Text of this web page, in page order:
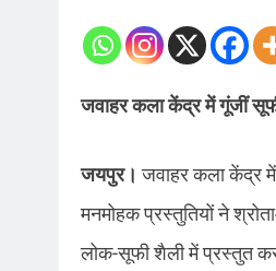
जवाहर कला केंद्र में गूंजीं
जयपुर।जवाहर कला केंद्र में
मनमोहक प्रस्तुतियों ने
लोक-सूफी शैली में प्रस्तुत